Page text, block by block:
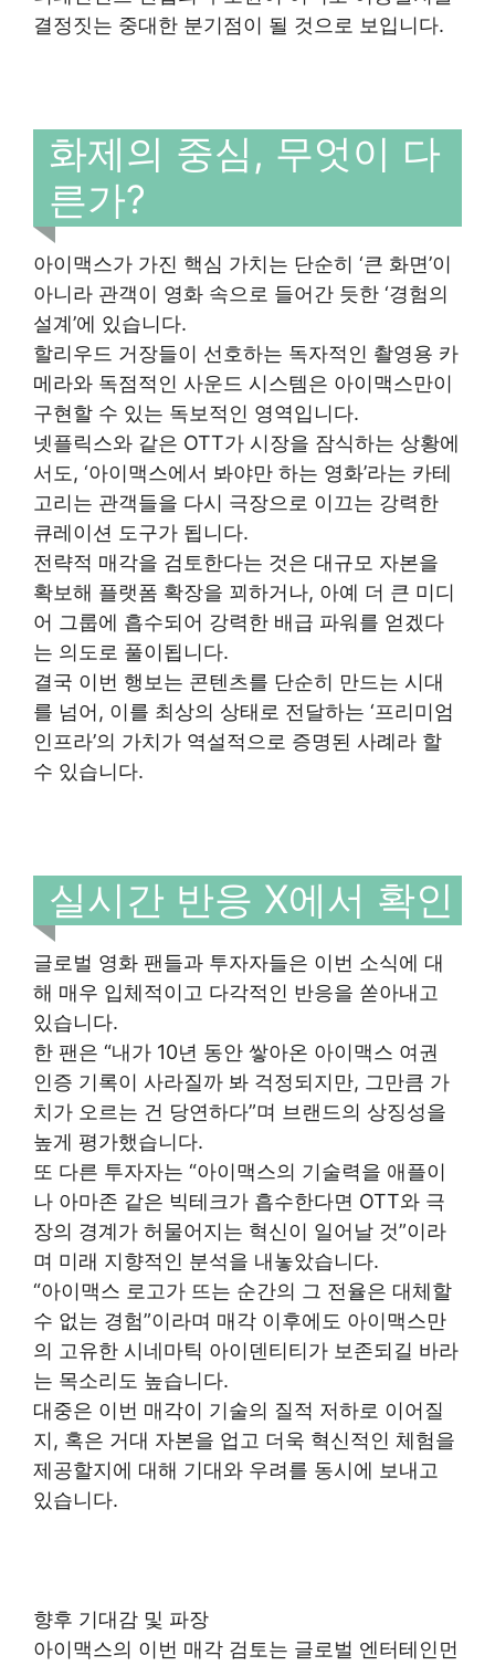
결정짓는 중대한 분기점이 될 것으로 보입니다.
화제의 중심, 무엇이 다
른가?
아이맥스가 가진 핵심 가치는 단순히 ‘큰 화면’이
아니라 관객이 영화 속으로 들어간 듯한 ‘경험의
설계’에 있습니다.
할리우드 거장들이 선호하는 독자적인 촬영용 카
메라와 독점적인 사운드 시스템은 아이맥스만이
구현할 수 있는 독보적인 영역입니다.
넷플릭스와 같은 OTT가 시장을 잠식하는 상황에
서도, ‘아이맥스에서 봐야만 하는 영화’라는 카테
고리는 관객들을 다시 극장으로 이끄는 강력한
큐레이션 도구가 됩니다.
전략적 매각을 검토한다는 것은 대규모 자본을
확보해 플랫폼 확장을 꾀하거나, 아예 더 큰 미디
어 그룹에 흡수되어 강력한 배급 파워를 얻겠다
는 의도로 풀이됩니다.
결국 이번 행보는 콘텐츠를 단순히 만드는 시대
를 넘어, 이를 최상의 상태로 전달하는 ‘프리미엄
인프라’의 가치가 역설적으로 증명된 사례라 할
수 있습니다.
실시간 반응 X에서 확인
글로벌 영화 팬들과 투자자들은 이번 소식에 대
해 매우 입체적이고 다각적인 반응을 쏟아내고
있습니다.
한 팬은 “내가 10년 동안 쌓아온 아이맥스 여권
인증 기록이 사라질까 봐 걱정되지만, 그만큼 가
치가 오르는 건 당연하다”며 브랜드의 상징성을
높게 평가했습니다.
또 다른 투자자는 “아이맥스의 기술력을 애플이
나 아마존 같은 빅테크가 흡수한다면 OTT와 극
장의 경계가 허물어지는 혁신이 일어날 것”이라
며 미래 지향적인 분석을 내놓았습니다.
“아이맥스 로고가 뜨는 순간의 그 전율은 대체할
수 없는 경험”이라며 매각 이후에도 아이맥스만
의 고유한 시네마틱 아이덴티티가 보존되길 바라
는 목소리도 높습니다.
대중은 이번 매각이 기술의 질적 저하로 이어질
지, 혹은 거대 자본을 업고 더욱 혁신적인 체험을
제공할지에 대해 기대와 우려를 동시에 보내고
있습니다.
향후 기대감 및 파장
아이맥스의 이번 매각 검토는 글로벌 엔터테인먼